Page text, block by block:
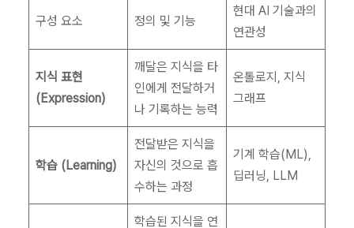
구성 요소 정의 및 기능
현대 AI 기술과의
연관성
지식 표현
(Expression)
깨달은 지식을 타
인에게 전달하거
나 기록하는 능력
온톨로지, 지식
그래프
학습 (Learning)
전달받은 지식을
자신의 것으로 흡
수하는 과정
기계 학습(ML),
딥러닝, LLM
학습된 지식을 연